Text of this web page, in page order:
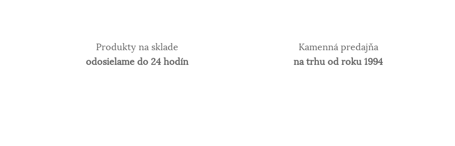
Produkty na sklade
odosielame do 24 hodín
Kamenná predajňa
na trhu od roku 1994